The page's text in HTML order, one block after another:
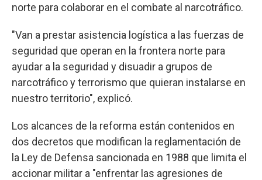
norte para colaborar en el combate al narcotráfico.
"Van a prestar asistencia logística a las fuerzas de
seguridad que operan en la frontera norte para
ayudar a la seguridad y disuadir a grupos de
narcotráfico y terrorismo que quieran instalarse en
nuestro territorio", explicó.
Los alcances de la reforma están contenidos en
dos decretos que modifican la reglamentación de
la Ley de Defensa sancionada en 1988 que limita el
accionar militar a "enfrentar las agresiones de